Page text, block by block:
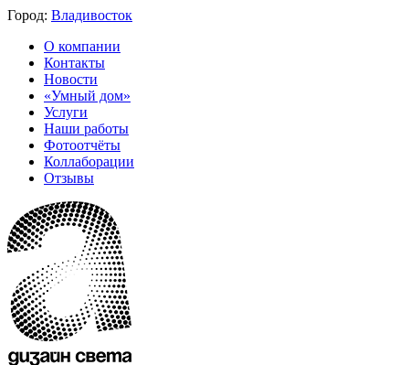
Город: Владивосток
О компании
Контакты
Новости
«Умный дом»
Услуги
Наши работы
Фотоотчёты
Коллаборации
Отзывы